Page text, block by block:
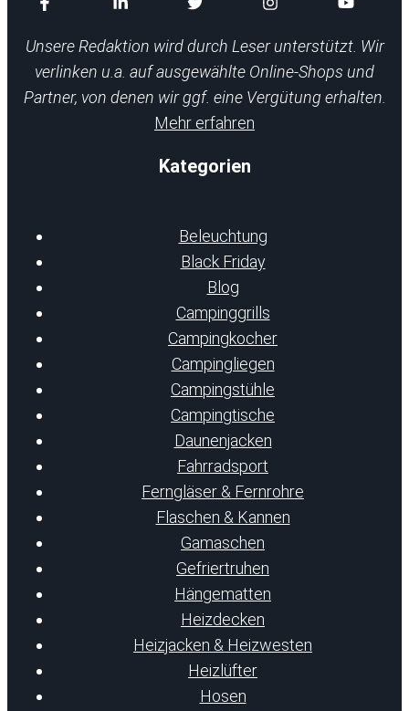
Unsere Redaktion wird durch Leser unterstützt. Wir
verlinken u.a. auf ausgewählte Online-Shops und
Partner, von denen wir ggf. eine Vergütung erhalten.
Mehr erfahren
Kategorien
Beleuchtung
Black Friday
Blog
Campinggrills
Campingkocher
Campingliegen
Campingstühle
Campingtische
Daunenjacken
Fahrradsport
Ferngläser & Fernrohre
Flaschen & Kannen
Gamaschen
Gefriertruhen
Hängematten
Heizdecken
Heizjacken & Heizwesten
Heizlüfter
Hosen